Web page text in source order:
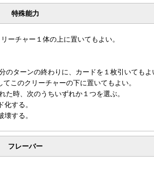
特殊能力
ーチャー１体の上に置いてもよい。
のターンの終わりに、カードを１枚引いてもよ
このクリーチャーの下に置いてもよい。
た時、次のうちいずれか１つを選ぶ。
する。
する。
フレーバー